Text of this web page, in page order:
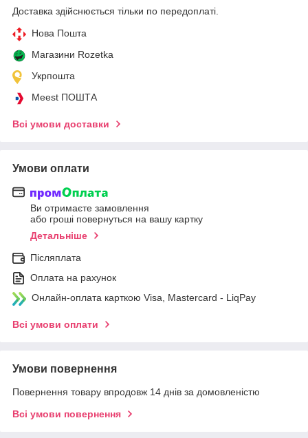
Доставка здійснюється тільки по передоплаті.
Нова Пошта
Магазини Rozetka
Укрпошта
Meest ПОШТА
Всі умови доставки
Умови оплати
Ви отримаєте замовлення
або гроші повернуться на вашу картку
Детальніше
Післяплата
Оплата на рахунок
Онлайн-оплата карткою Visa, Mastercard - LiqPay
Всі умови оплати
Умови повернення
Повернення товару впродовж 14 днів за домовленістю
Всі умови повернення